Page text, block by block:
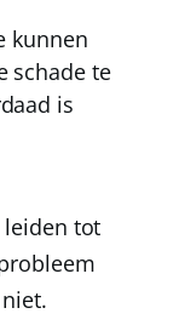
kunnen
schade te
is
leiden tot